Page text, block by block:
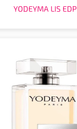
YODEYMA LIS EDP